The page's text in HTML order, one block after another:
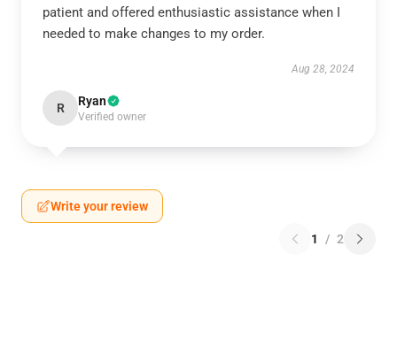
patient and offered enthusiastic assistance when I
needed to make changes to my order.
Aug 28, 2024
R Ryan
Verified owner
Write your review
1 / 2